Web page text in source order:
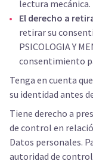
lectura mecánica.
El derecho a
retirar su
PSICOLOGIA Y
consentimiento
Tenga en cuenta
su identidad antes
Tiene derecho a
de control en
Datos personales.
autoridad de